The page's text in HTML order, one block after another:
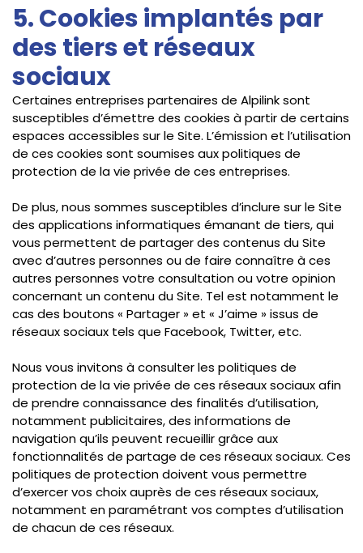
5. Cookies implantés par
des tiers et réseaux
sociaux
Certaines entreprises partenaires de Alpilink sont
susceptibles d’émettre des cookies à partir de certains
espaces accessibles sur le Site. L’émission et l’utilisation
de ces cookies sont soumises aux politiques de
protection de la vie privée de ces entreprises.
De plus, nous sommes susceptibles d’inclure sur le Site
des applications informatiques émanant de tiers, qui
vous permettent de partager des contenus du Site
avec d’autres personnes ou de faire connaître à ces
autres personnes votre consultation ou votre opinion
concernant un contenu du Site. Tel est notamment le
cas des boutons « Partager » et « J’aime » issus de
réseaux sociaux tels que Facebook, Twitter, etc.
Nous vous invitons à consulter les politiques de
protection de la vie privée de ces réseaux sociaux afin
de prendre connaissance des finalités d’utilisation,
notamment publicitaires, des informations de
navigation qu’ils peuvent recueillir grâce aux
fonctionnalités de partage de ces réseaux sociaux. Ces
politiques de protection doivent vous permettre
d’exercer vos choix auprès de ces réseaux sociaux,
notamment en paramétrant vos comptes d’utilisation
de chacun de ces réseaux.